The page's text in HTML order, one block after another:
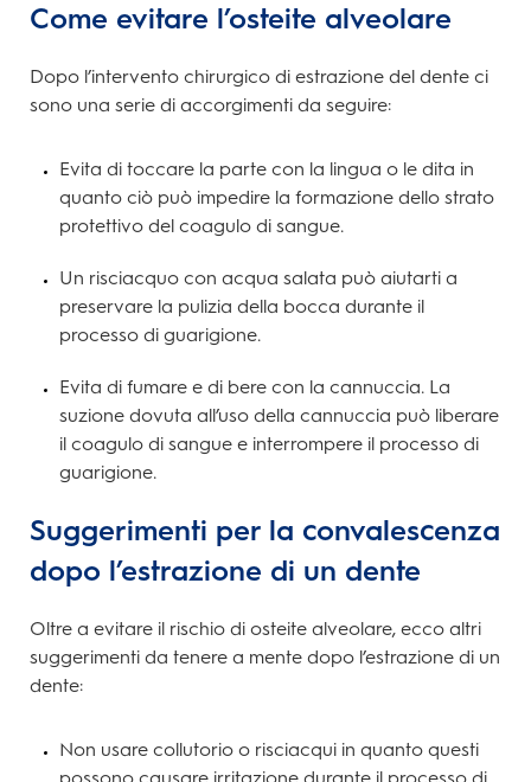
Come evitare l’osteite alveolare
Dopo l’intervento chirurgico di estrazione del dente ci
sono una serie di accorgimenti da seguire:
Evita di toccare la parte con la lingua o le dita in
quanto ciò può impedire la formazione dello strato
protettivo del coagulo di sangue.
Un risciacquo con acqua salata può aiutarti a
preservare la pulizia della bocca durante il
processo di guarigione.
Evita di fumare e di bere con la cannuccia. La
suzione dovuta all’uso della cannuccia può liberare
il coagulo di sangue e interrompere il processo di
guarigione.
Suggerimenti per la convalescenza
dopo l’estrazione di un dente
Oltre a evitare il rischio di osteite alveolare, ecco altri
suggerimenti da tenere a mente dopo l’estrazione di un
dente:
Non usare collutorio o risciacqui in quanto questi